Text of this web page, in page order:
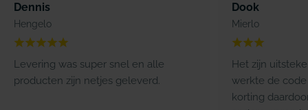
Dennis
Hengelo
Levering was super snel en alle
producten zijn netjes geleverd.
Dook
Mierlo
Het zijn
werkte de code
korting